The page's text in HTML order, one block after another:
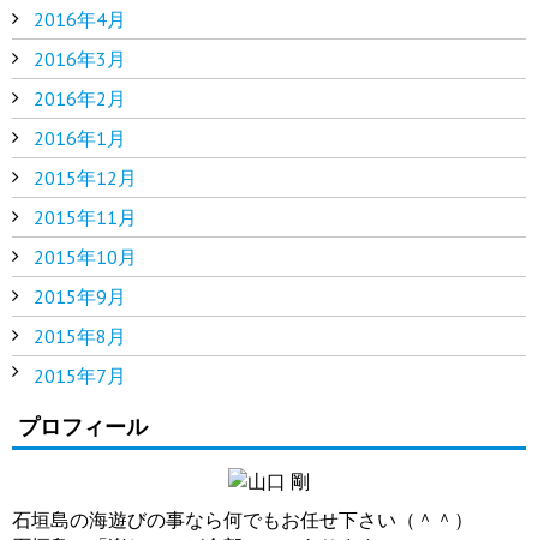
2016年4月
2016年3月
2016年2月
2016年1月
2015年12月
2015年11月
2015年10月
2015年9月
2015年8月
2015年7月
プロフィール
石垣島の海遊びの事なら何でもお任せ下さい（＾＾）